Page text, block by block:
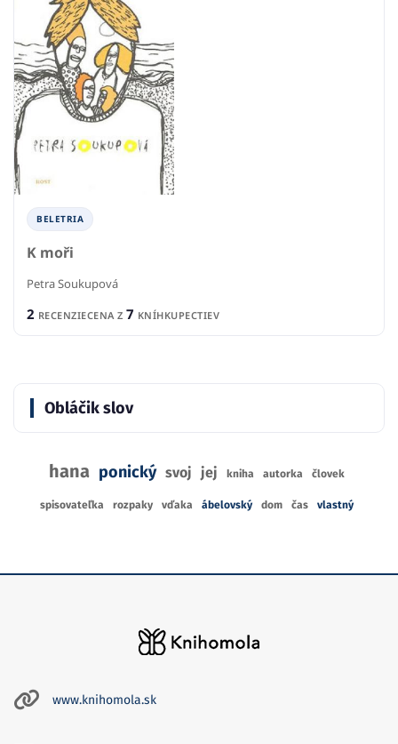
BELETRIA
K moři
Petra Soukupová
2 RECENZIECENA Z 7 KNÍHKUPECTIEV
Obláčik slov
hana ponický svoj jej kniha autorka človek
spisovateľka rozpaky vďaka ábelovský dom čas vlastný
www.knihomola.sk